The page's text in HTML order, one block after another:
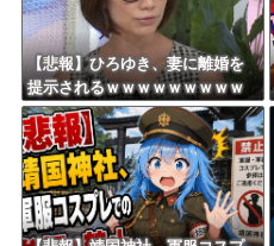
更新中止のお知らせ
【悲報】ひろゆき、妻に離婚を
提示されるｗｗｗｗｗｗｗｗｗ
ｗｗｗｗｗｗｗ